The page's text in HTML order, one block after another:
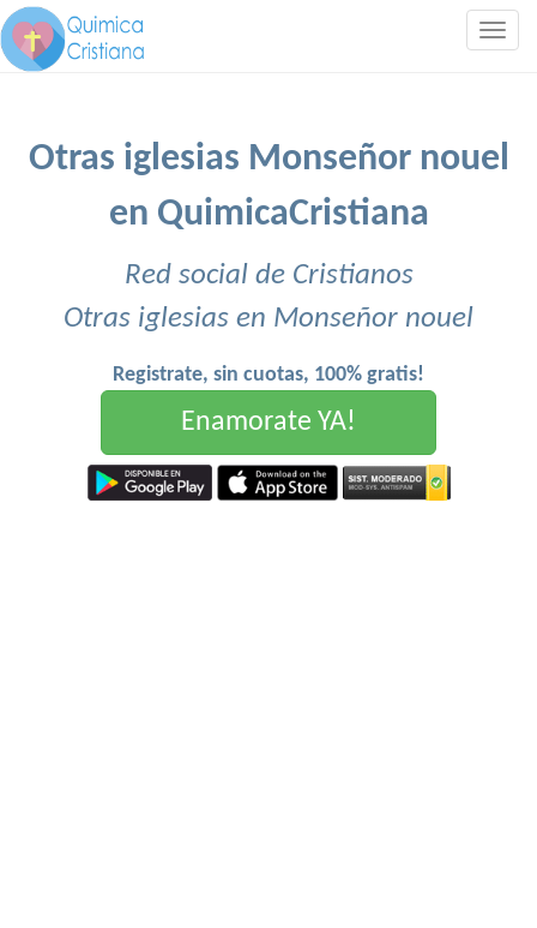
Otras iglesias Monseñor nouel
en QuimicaCristiana
Red social de Cristianos
Otras iglesias en Monseñor nouel
Registrate, sin cuotas, 100% gratis!
Enamorate YA!